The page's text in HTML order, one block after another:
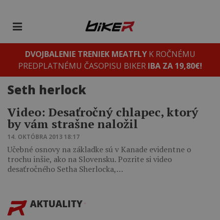
DVOJBALENIE TRENIEK MEATFLYK ROČNÉMU
PREDPLATNÉMU ČASOPISU BIKER IBA ZA 19,80€!
Seth herlock
Video: Desaťročný chlapec, ktorý
by vám strašne naložil
14. OKTÓBRA 2013 18:17
Učebné osnovy na základke sú v Kanade evidentne o
trochu inšie, ako na Slovensku. Pozrite si video
desaťročného Setha Sherlocka,…
AKTUALITY